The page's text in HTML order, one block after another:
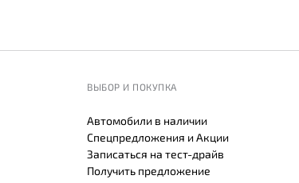
ВЫБОР И ПОКУПКА
Автомобили в наличии
Спецпредложения и Акции
Записаться на тест-драйв
Получить предложение